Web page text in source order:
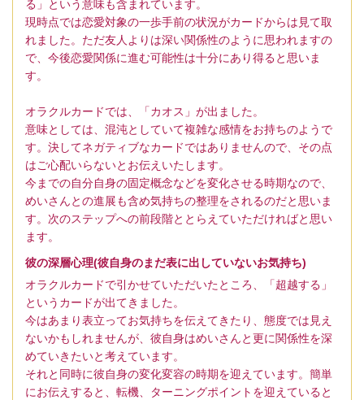
る」という意味も含まれています。
現時点では恋愛対象の一歩手前の状況がカードからは見て取
れました。ただ友人よりは深い関係性のように思われますの
で、今後恋愛関係に進む可能性は十分にあり得ると思いま
す。
オラクルカードでは、「カオス」が出ました。
意味としては、混沌としていて複雑な感情をお持ちのようで
す。決してネガティブなカードではありませんので、その点
はご心配いらないとお伝えいたします。
今までの自分自身の固定概念などを変化させる時期なので、
めいさんとの進展も含め気持ちの整理をされるのだと思いま
す。次のステップへの前段階ととらえていただければと思い
ます。
彼の深層心理(彼自身のまだ表に出していないお気持ち)
オラクルカードで引かせていただいたところ、「超越する」
というカードが出てきました。
今はあまり表立ってお気持ちを伝えてきたり、態度では見え
ないかもしれませんが、彼自身はめいさんと更に関係性を深
めていきたいと考えています。
それと同時に彼自身の変化変容の時期を迎えています。簡単
にお伝えすると、転機、ターニングポイントを迎えていると